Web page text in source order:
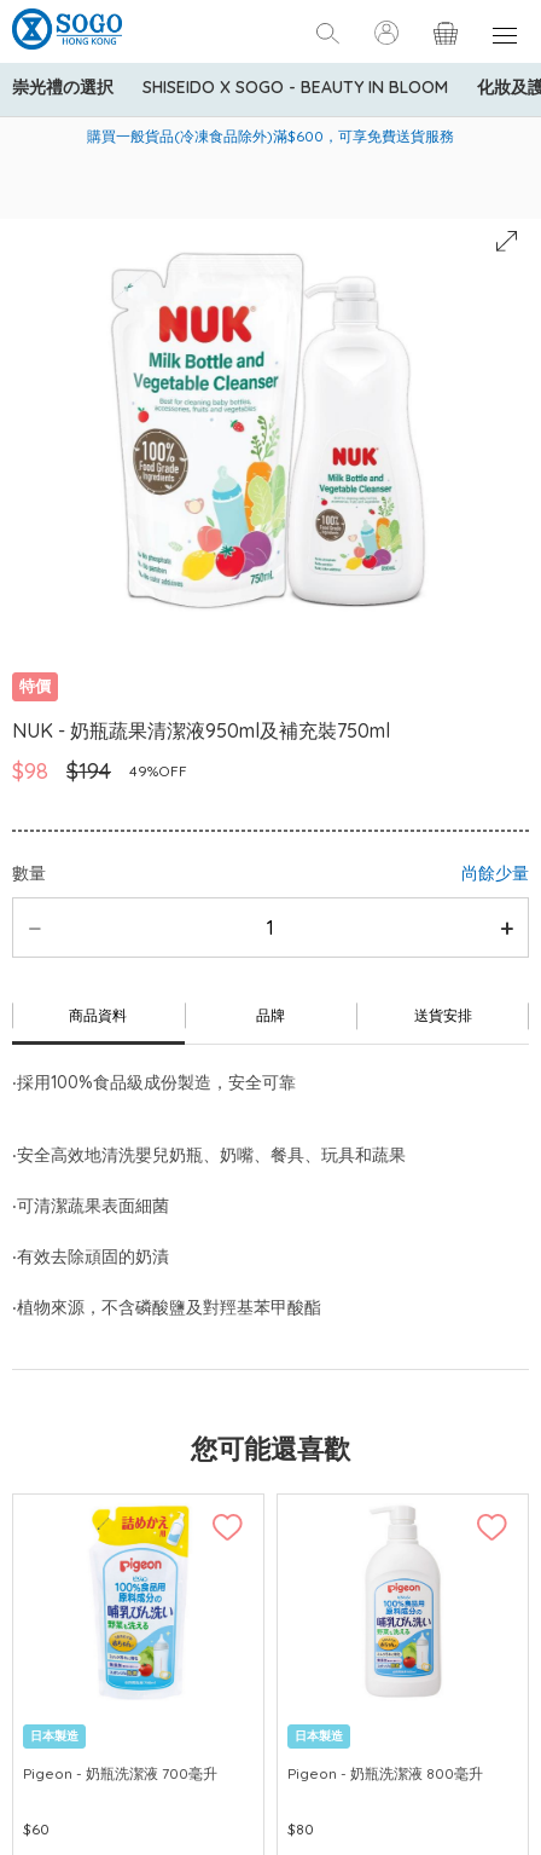
崇光禮の選択 SHISEIDO X SOGO - BEAUTY IN BLOOM 化妝及
美國運通Explorer®信用卡會員購物禮遇：高達5%簽賬回贈！
購買一般貨品(冷凍食品除外)滿$600，可享免費送貨服務
寄送中國內地服務只適用於指定商品，若訂單金額少於HK$600(折
特價
NUK - 奶瓶蔬果清潔液950ml及補充裝750ml
$98 $194 49%OFF
數量 尚餘少量
商品資料 品牌 送貨安排
‧採用100%食品級成份製造，安全可靠
‧安全高效地清洗嬰兒奶瓶、奶嘴、餐具、玩具和蔬果
‧可清潔蔬果表面細菌
‧有效去除頑固的奶漬
‧植物來源，不含磷酸鹽及對羥基苯甲酸酯
您可能還喜歡
日本製造
Pigeon - 奶瓶洗潔液 700毫升
$60
日本製造
Pigeon - 奶瓶洗潔液 800毫升
$80